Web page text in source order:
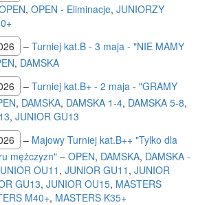
, OPEN - Eliminacje, JUNIORZY
– Turniej kat.B - 3 maja - "NIE MAMY
, DAMSKA
– Turniej kat.B+ - 2 maja - "GRAMY
, DAMSKA, DAMSKA 1-4, DAMSKA 5-8,
, JUNIOR GU13
– Majowy Turniej kat.B++ "Tylko dla
mężczyzn" – OPEN, DAMSKA, DAMSKA -
OU11, JUNIOR GU11 , JUNIOR
GU13, JUNIOR OU15, MASTERS
M40+, MASTERS K35+